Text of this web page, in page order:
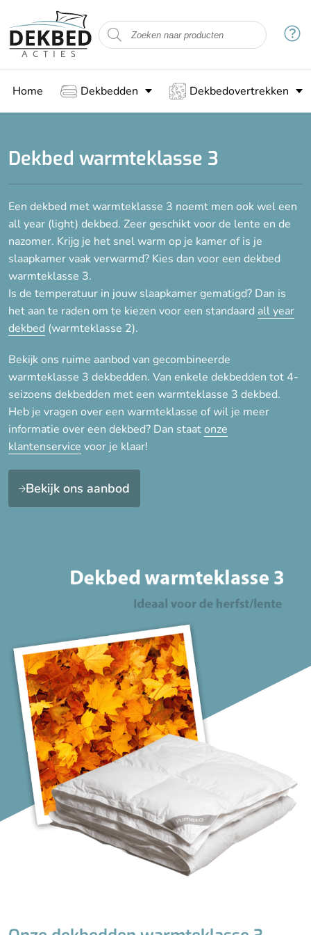
Home Dekbedden Dekbedovertrekken
Dekbed warmteklasse 3
Een dekbed met warmteklasse 3 noemt men ook wel een
all year (light) dekbed. Zeer geschikt voor de lente en de
nazomer. Krijg je het snel warm op je kamer of is je
slaapkamer vaak verwarmd? Kies dan voor een dekbed
warmteklasse 3.
Is de temperatuur in jouw slaapkamer gematigd? Dan is
het aan te raden om te kiezen voor een standaard all year
dekbed (warmteklasse 2).
Bekijk ons ruime aanbod van gecombineerde
warmteklasse 3 dekbedden. Van enkele dekbedden tot 4-
seizoens dekbedden met een warmteklasse 3 dekbed.
Heb je vragen over een warmteklasse of wil je meer
informatie over een dekbed? Dan staatonze
klantenservice voor je klaar!
Bekijk ons aanbod
Filteren
Maat
140 x 200 cm
200 x 220 cm
Vulling
Bamboe
Dons
Katoen
Veren
Wol
Seizoen
4-seizoenen
Eigenschap
Biologisch
Vuilafstotend
Zwaar